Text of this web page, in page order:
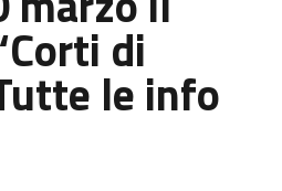
di
le info